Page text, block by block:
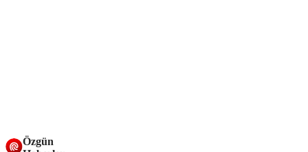
Özgün